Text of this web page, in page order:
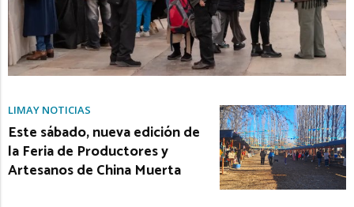
LIMAY NOTICIAS
Este sábado, nueva edición de
la Feria de Productores y
Artesanos de China Muerta